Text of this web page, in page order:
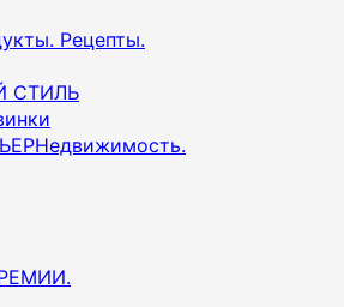
Рецепты.
СТИЛЬ
Недвижимость.